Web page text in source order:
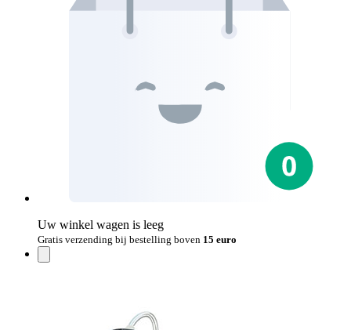
Uw winkel wagen is leeg
Gratis verzending bij bestelling boven 15 euro